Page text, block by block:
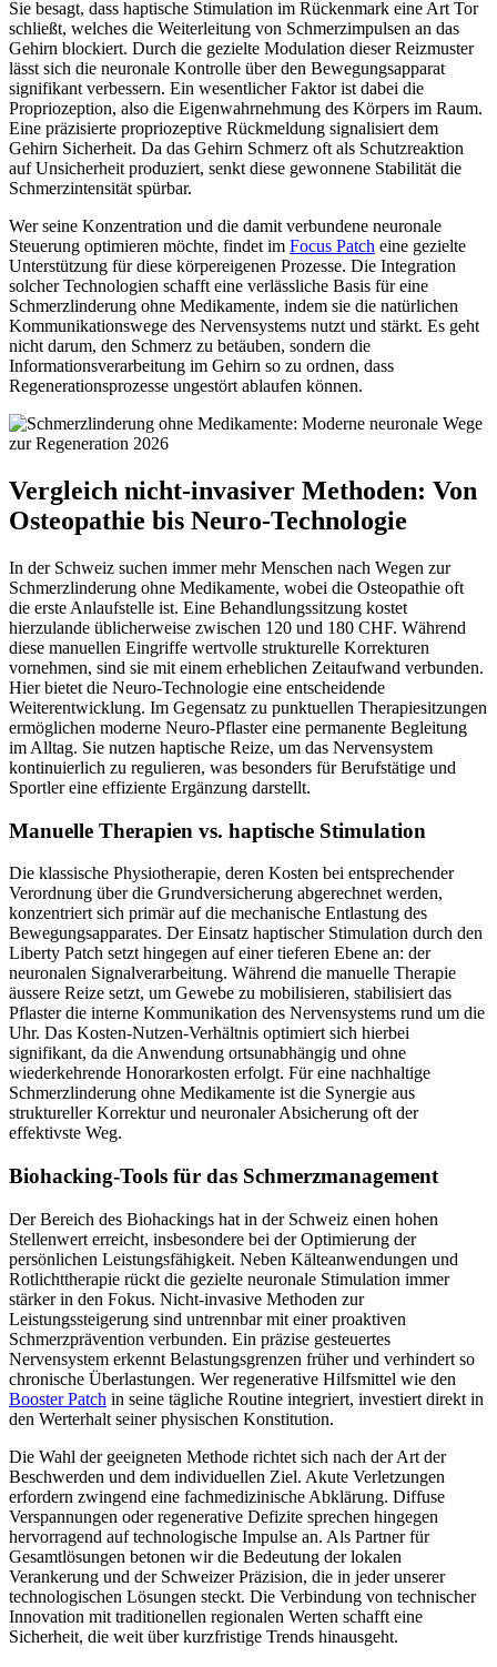
Sie besagt, dass haptische Stimulation im Rückenmark eine Art Tor
schließt, welches die Weiterleitung von Schmerzimpulsen an das
Gehirn blockiert. Durch die gezielte Modulation dieser Reizmuster
lässt sich die neuronale Kontrolle über den Bewegungsapparat
signifikant verbessern. Ein wesentlicher Faktor ist dabei die
Propriozeption, also die Eigenwahrnehmung des Körpers im Raum.
Eine präzisierte propriozeptive Rückmeldung signalisiert dem
Gehirn Sicherheit. Da das Gehirn Schmerz oft als Schutzreaktion
auf Unsicherheit produziert, senkt diese gewonnene Stabilität die
Schmerzintensität spürbar.
Wer seine Konzentration und die damit verbundene neuronale
Steuerung optimieren möchte, findet im Focus Patch eine gezielte
Unterstützung für diese körpereigenen Prozesse. Die Integration
solcher Technologien schafft eine verlässliche Basis für eine
Schmerzlinderung ohne Medikamente, indem sie die natürlichen
Kommunikationswege des Nervensystems nutzt und stärkt. Es geht
nicht darum, den Schmerz zu betäuben, sondern die
Informationsverarbeitung im Gehirn so zu ordnen, dass
Regenerationsprozesse ungestört ablaufen können.
Vergleich nicht-invasiver Methoden: Von
Osteopathie bis Neuro-Technologie
In der Schweiz suchen immer mehr Menschen nach Wegen zur
Schmerzlinderung ohne Medikamente, wobei die Osteopathie oft
die erste Anlaufstelle ist. Eine Behandlungssitzung kostet
hierzulande üblicherweise zwischen 120 und 180 CHF. Während
diese manuellen Eingriffe wertvolle strukturelle Korrekturen
vornehmen, sind sie mit einem erheblichen Zeitaufwand verbunden.
Hier bietet die Neuro-Technologie eine entscheidende
Weiterentwicklung. Im Gegensatz zu punktuellen Therapiesitzungen
ermöglichen moderne Neuro-Pflaster eine permanente Begleitung
im Alltag. Sie nutzen haptische Reize, um das Nervensystem
kontinuierlich zu regulieren, was besonders für Berufstätige und
Sportler eine effiziente Ergänzung darstellt.
Manuelle Therapien vs. haptische Stimulation
Die klassische Physiotherapie, deren Kosten bei entsprechender
Verordnung über die Grundversicherung abgerechnet werden,
konzentriert sich primär auf die mechanische Entlastung des
Bewegungsapparates. Der Einsatz haptischer Stimulation durch den
Liberty Patch setzt hingegen auf einer tieferen Ebene an: der
neuronalen Signalverarbeitung. Während die manuelle Therapie
äussere Reize setzt, um Gewebe zu mobilisieren, stabilisiert das
Pflaster die interne Kommunikation des Nervensystems rund um die
Uhr. Das Kosten-Nutzen-Verhältnis optimiert sich hierbei
signifikant, da die Anwendung ortsunabhängig und ohne
wiederkehrende Honorarkosten erfolgt. Für eine nachhaltige
Schmerzlinderung ohne Medikamente ist die Synergie aus
struktureller Korrektur und neuronaler Absicherung oft der
effektivste Weg.
Biohacking-Tools für das Schmerzmanagement
Der Bereich des Biohackings hat in der Schweiz einen hohen
Stellenwert erreicht, insbesondere bei der Optimierung der
persönlichen Leistungsfähigkeit. Neben Kälteanwendungen und
Rotlichttherapie rückt die gezielte neuronale Stimulation immer
stärker in den Fokus. Nicht-invasive Methoden zur
Leistungssteigerung sind untrennbar mit einer proaktiven
Schmerzprävention verbunden. Ein präzise gesteuertes
Nervensystem erkennt Belastungsgrenzen früher und verhindert so
chronische Überlastungen. Wer regenerative Hilfsmittel wie den
Booster Patch in seine tägliche Routine integriert, investiert direkt in
den Werterhalt seiner physischen Konstitution.
Die Wahl der geeigneten Methode richtet sich nach der Art der
Beschwerden und dem individuellen Ziel. Akute Verletzungen
erfordern zwingend eine fachmedizinische Abklärung. Diffuse
Verspannungen oder regenerative Defizite sprechen hingegen
hervorragend auf technologische Impulse an. Als Partner für
Gesamtlösungen betonen wir die Bedeutung der lokalen
Verankerung und der Schweizer Präzision, die in jeder unserer
technologischen Lösungen steckt. Die Verbindung von technischer
Innovation mit traditionellen regionalen Werten schafft eine
Sicherheit, die weit über kurzfristige Trends hinausgeht.